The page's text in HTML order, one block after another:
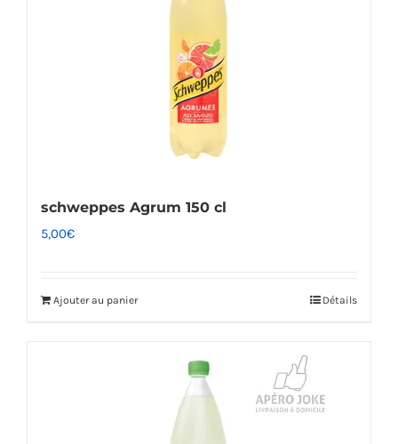
schweppes Agrum 150 cl
5,00€
Ajouter au panier Détails